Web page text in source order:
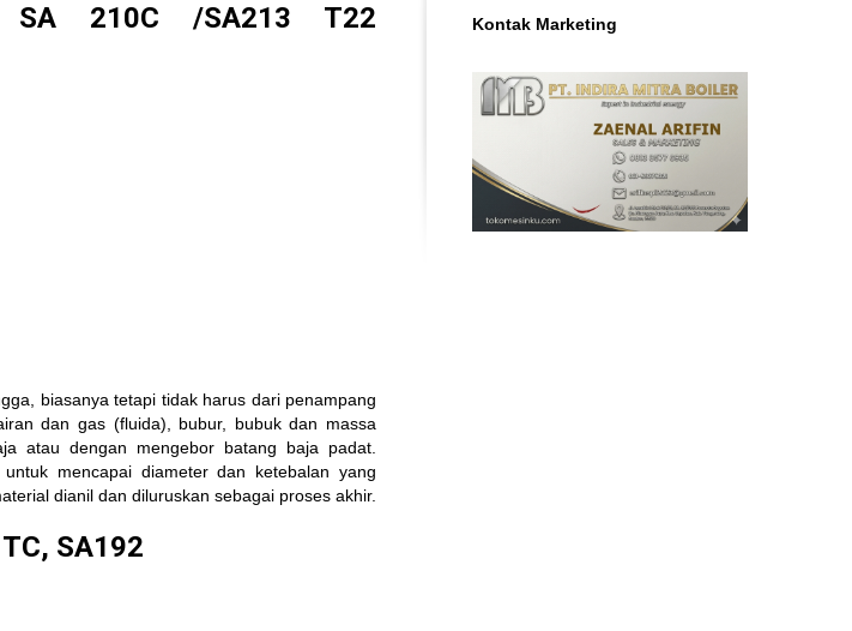
SA 210C /SA213 T22
biasanya tetapi tidak harus dari penampang
dan gas (fluida), bubur, bubuk dan massa
atau dengan mengebor batang baja padat.
mencapai diameter dan ketebalan yang
dianil dan diluruskan sebagai proses akhir.
SA192
Kontak Marketing